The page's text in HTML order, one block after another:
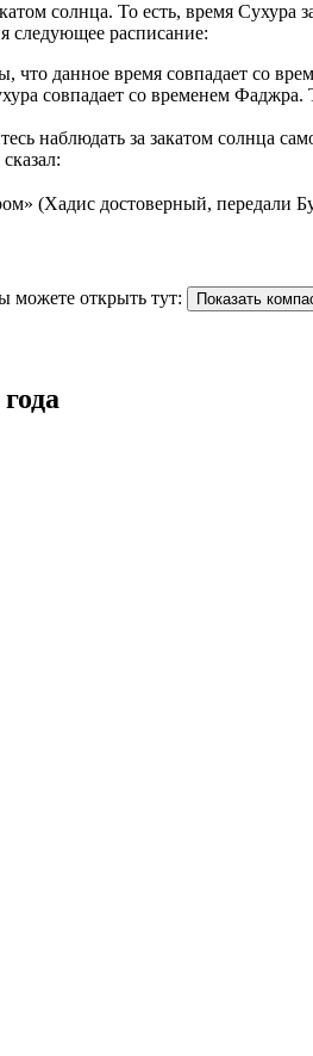
солнца. То есть, время
следующее расписание:
данное время совпадает со
совпадает со временем
за закатом солнца
(Хадис достоверный, передали
можете открыть тут: Показать